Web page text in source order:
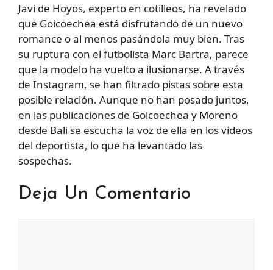
Javi de Hoyos, experto en cotilleos, ha revelado
que Goicoechea está disfrutando de un nuevo
romance o al menos pasándola muy bien. Tras
su ruptura con el futbolista Marc Bartra, parece
que la modelo ha vuelto a ilusionarse. A través
de Instagram, se han filtrado pistas sobre esta
posible relación. Aunque no han posado juntos,
en las publicaciones de Goicoechea y Moreno
desde Bali se escucha la voz de ella en los videos
del deportista, lo que ha levantado las
sospechas.
Deja Un Comentario